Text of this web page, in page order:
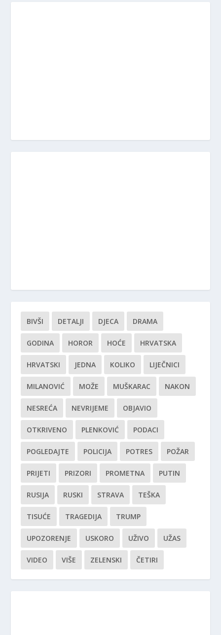
BIVŠI DETALJI DJECA DRAMA
GODINA HOROR HOĆE HRVATSKA
HRVATSKI JEDNA KOLIKO LIJEČNICI
MILANOVIĆ MOŽE MUŠKARAC NAKON
NESREĆA NEVRIJEME OBJAVIO
OTKRIVENO PLENKOVIĆ PODACI
POGLEDAJTE POLICIJA POTRES POŽAR
PRIJETI PRIZORI PROMETNA PUTIN
RUSIJA RUSKI STRAVA TEŠKA
TISUĆE TRAGEDIJA TRUMP
UPOZORENJE USKORO UŽIVO UŽAS
VIDEO VIŠE ZELENSKI ČETIRI